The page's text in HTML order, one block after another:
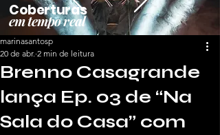
Coberturas
em tempo real
Brenno Casagrande
lança Ep. 03 de “Na
Sala do Casa” com
marinasantosp
20 de abr. 2 min de leitura